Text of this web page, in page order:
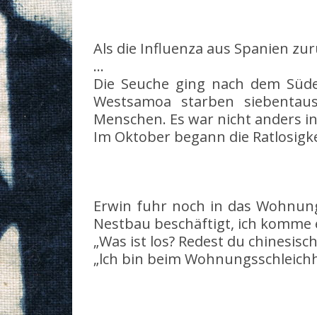
Als die Influenza aus Spanien
…
Die Seuche ging nach dem
Westsamoa starben
Menschen. Es war nicht anders
Im Oktober begann die
Erwin fuhr noch in das
Nestbau beschäftigt, ich komme
„Was ist los? Redest du
„lch bin beim